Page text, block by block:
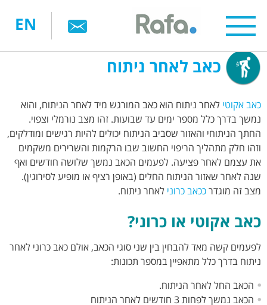
לתוכן
EN
כאב לאחר ניתוח
כאב אקוטי לאחר ניתוח הוא כאב המורגש מיד לאחר הניתוח, והוא
נמשך בדרך כלל מספר ימים עד שבועות. זהו מצב נורמלי וצפוי.
החתך הניתוחי והאזור שסביב הניתוח יכולים להיות רגישים ומודלקים,
וזהו חלק מתהליך הריפוי החשוב שבו הרקמות והשרירים משקמים
את עצמם לאחר פציעה. לפעמים הכאב נמשך שלושה חודשים ואף
שנה לאחר שאזור הניתוח החלים (באופן רציף או מופיע לסירוגין).
מצב זה מוגדר ככאב כרוני לאחר ניתוח.
כאב אקוטי או כרוני?
לפעמים קשה מאד להבחין בין שני סוגי הכאב, אולם כאב כרוני לאחר
ניתוח בדרך כלל מתאפיין במספר תכונות:
הכאב החל לאחר הניתוח.
הכאב נמשך לפחות 3 חודשים לאחר הניתוח